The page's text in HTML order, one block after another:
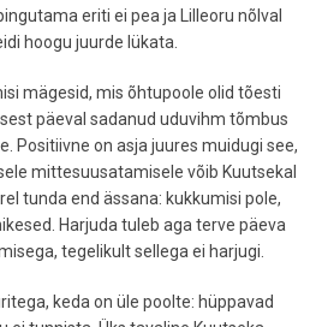
eriti ei pea ja Lilleoru nõlval
hoogu juurde lükata.
mägesid, mis õhtupoole olid tõesti
päeval sadanud uduvihm tõmbus
Positiivne on asja juures muidugi see,
mittesuusatamisele võib Kuutsekal
tunda end ässana: kukkumisi pole,
Harjuda tuleb aga terve päeva
tegelikult sellega ei harjugi.
keda on üle poolte: hüppavad